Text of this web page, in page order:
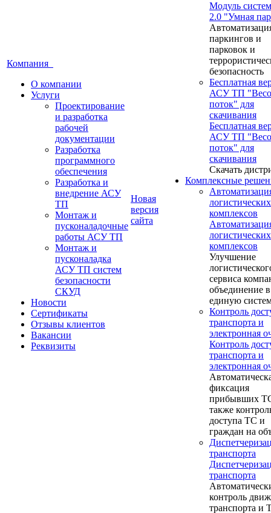
Компания
О компании
Услуги
Проектирование
и разработка
рабочей
документации
Разработка
программного
обеспечения
Разработка и
внедрение АСУ
ТП
Монтаж и
пусконаладочные
работы АСУ ТП
Монтаж и
пусконаладка
АСУ ТП систем
безопасности
СКУД
Новости
Сертификаты
Отзывы клиентов
Вакансии
Реквизиты
Новая
версия
сайта
Модуль
2.0 "Умная
паркингов и
парковок и
безопасность
Бесплатная
АСУ ТП
поток" для
скачивания
Бесплатная
АСУ ТП
поток" для
скачивания
Скачать
Комплексные
логистических
комплексов
логистических
комплексов
Улучшение
сервиса
объединение в
единую
Контроль
транспорта и
электронная
Контроль
транспорта и
электронная
фиксация
прибывших
также
доступа ТС и
граждан на
транспорта
транспорта
контроль
транспорта